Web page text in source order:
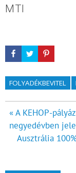
MTI
FOLYADÉKBEVITEL
Bejegyzés
navigáció
« A KEHOP-
negyedévben
Ausztrália